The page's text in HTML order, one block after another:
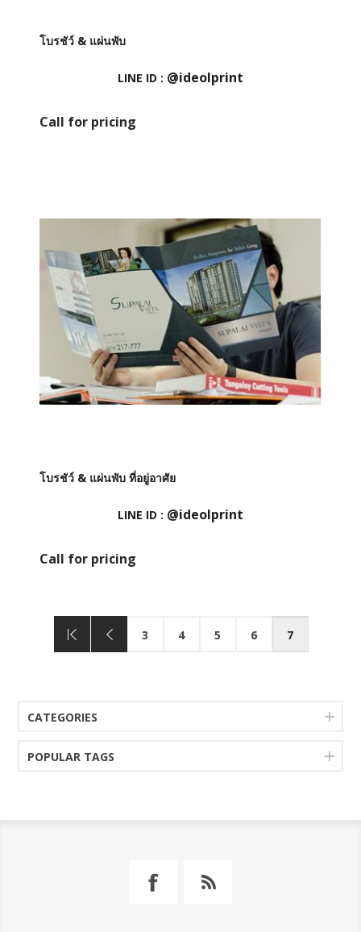
โบรชัว์ & แผ่นพับ
LINE ID : @ideolprint
Call for pricing
โบรชัว์ & แผ่นพับ ที่อยู่อาศัย
LINE ID : @ideolprint
Call for pricing
3 4 5 6 7
CATEGORIES
POPULAR TAGS